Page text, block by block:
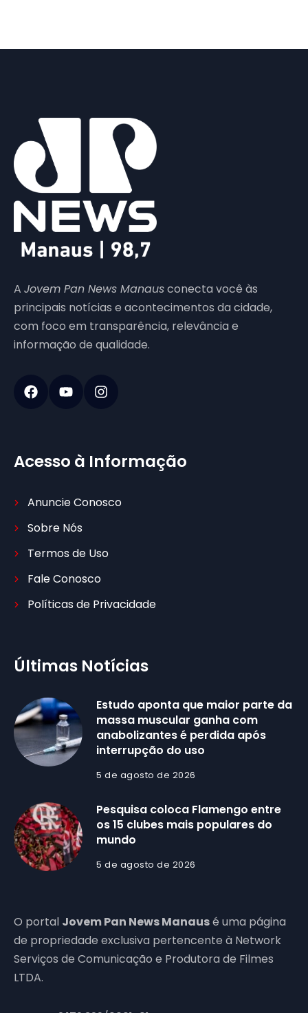
A Jovem Pan News Manausconecta você às
principais notícias e acontecimentos da cidade,
com foco em transparência, relevância e
informação de qualidade.
Acesso à Informação
Anuncie Conosco
Sobre Nós
Termos de Uso
Fale Conosco
Políticas de Privacidade
Últimas Notícias
Estudo aponta que maior parte da
massa muscular ganha com
anabolizantes é perdida após
interrupção do uso
5 de agosto de 2026
Pesquisa coloca Flamengo entre
os 15 clubes mais populares do
mundo
5 de agosto de 2026
O portal Jovem Pan News Manausé uma página
de propriedade exclusiva pertencente à Network
Serviços de Comunicação e Produtora de Filmes
LTDA.